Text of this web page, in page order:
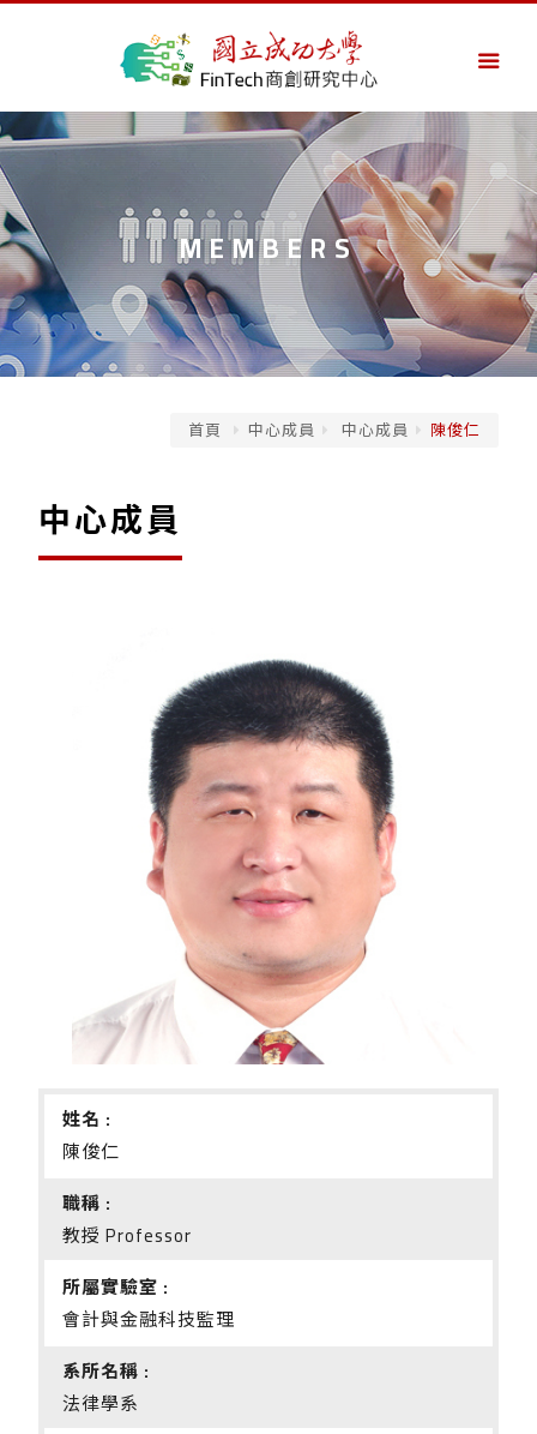
MEMBERS
首頁 中心成員 中心成員 陳俊仁
中心成員
姓名 :
陳俊仁
職稱 :
教授 Professor
所屬實驗室 :
會計與金融科技監理
系所名稱 :
法律學系